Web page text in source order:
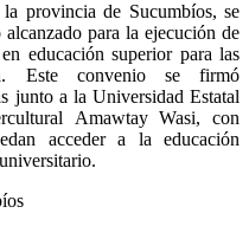
provincia de Sucumbíos, se
para la ejecución de
educación superior para las
Este convenio se firmó
junto a la Universidad Estatal
Amawtay Wasi, con
acceder a la educación